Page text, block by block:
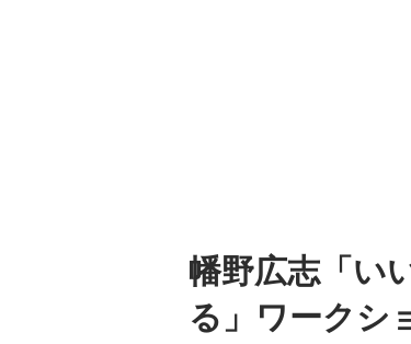
幡野広志「い
る」ワーク